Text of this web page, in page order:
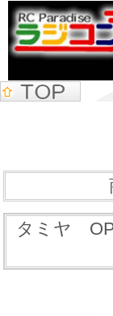
タミヤ